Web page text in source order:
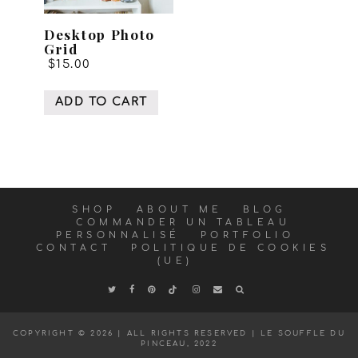
Desktop Photo
Grid
$15.00
ADD TO CART
SHOP ABOUT ME
BLOG
COMMANDER UN TABLEAU
PERSONNALISÉ
PORTFOLIO
CONTACT
POLITIQUE DE COOKIES
(UE)
COPYRIGHT © 2026 | ALL RIGHTS RESERVED | LE SOUFFLE DU
PINCEAU, 2022